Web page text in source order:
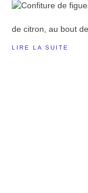
de citron, au bout
LIRE LA SUITE